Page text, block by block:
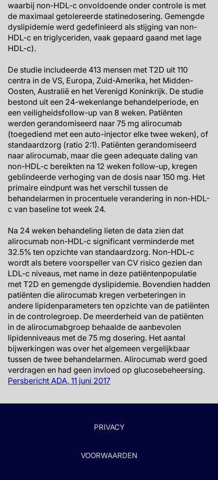
waarbij non-HDL-c onvoldoende onder controle is met
de maximaal getolereerde statinedosering. Gemengde
dyslipidemie werd gedefinieerd als stijging van non-
HDL-c en triglyceriden, vaak gepaard gaand met lage
HDL-c).
De studie includeerde 413 mensen met T2D uit 110
centra in de VS, Europa, Zuid-Amerika, het Midden-
Oosten, Australië en het Verenigd Koninkrijk. De studie
bestond uit een 24-wekenlange behandelperiode, en
een veiligheidsfollow-up van 8 weken. Patiënten
werden gerandomiseerd naar 75 mg alirocumab
(toegediend met een auto-injector elke twee weken), of
standaardzorg (ratio 2:1). Patiënten gerandomiseerd
naar alirocumab, maar die geen adequate daling van
non-HDL-c bereikten na 12 weken follow-up, kregen
geblindeerde verhoging van de dosis naar 150 mg. Het
primaire eindpunt was het verschil tussen de
behandelarmen in procentuele verandering in non-HDL-
c van baseline tot week 24.
Na 24 weken behandeling lieten de data zien dat
alirocumab non-HDL-c significant verminderde met
32.5% ten opzichte van standaardzorg. Non-HDL-c
wordt als betere voorspeller van CV risico gezien dan
LDL-c niveaus, met name in deze patiëntenpopulatie
met T2D en gemengde dyslipidemie. Bovendien hadden
patiënten die alirocumab kregen verbeteringen in
andere lipidenparameters ten opzichte van de patiënten
in de controlegroep. De meerderheid van de patiënten
in de alirocumabgroep behaalde de aanbevolen
lipidenniveaus met de 75 mg dosering. Het aantal
bijwerkingen was over het algemeen vergelijkbaar
tussen de twee behandelarmen. Alirocumab werd goed
verdragen en had geen invloed op glucosebeheersing.
Persbericht ADA, 11 juni 2017
PRIVACY
VOORWAARDEN